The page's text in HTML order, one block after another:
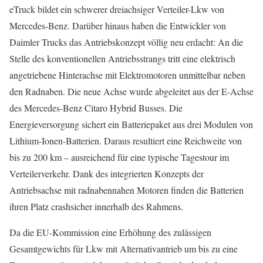
eTruck bildet ein schwerer dreiachsiger Verteiler-Lkw von
Mercedes-Benz. Darüber hinaus haben die Entwickler von
Daimler Trucks das Antriebskonzept völlig neu erdacht: An die
Stelle des konventionellen Antriebsstrangs tritt eine elektrisch
angetriebene Hinterachse mit Elektromotoren unmittelbar neben
den Radnaben. Die neue Achse wurde abgeleitet aus der E-Achse
des Mercedes-Benz Citaro Hybrid Busses. Die
Energieversorgung sichert ein Batteriepaket aus drei Modulen von
Lithium-Ionen-Batterien. Daraus resultiert eine Reichweite von
bis zu 200 km – ausreichend für eine typische Tagestour im
Verteilerverkehr. Dank des integrierten Konzepts der
Antriebsachse mit radnabennahen Motoren finden die Batterien
ihren Platz crashsicher innerhalb des Rahmens.
Da die EU-Kommission eine Erhöhung des zulässigen
Gesamtgewichts für Lkw mit Alternativantrieb um bis zu eine